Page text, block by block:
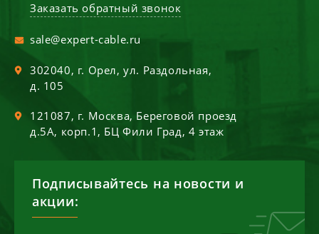
Заказать обратный звонок
sale@expert-cable.ru
302040, г. Орел,ул. Раздольная,
д. 105
121087, г. Москва, Береговой проезд
д.5А, корп.1, БЦ Фили Град, 4 этаж
Подписывайтесь на новости и
акции: